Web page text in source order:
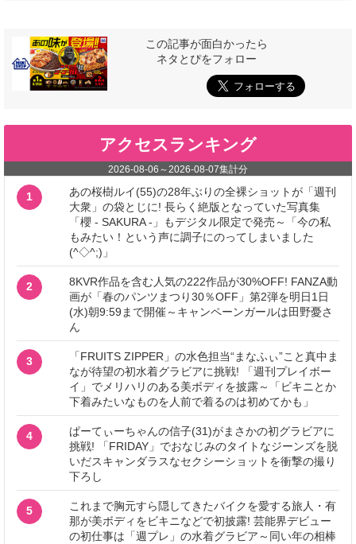
この記事が面白かったら
ネタとぴをフォロー
アクセスランキング
2026-08-06 ～2026-08-07集計分
1
あの桜樹ルイ(55)の28年ぶりの全裸ショットが「週刊
大衆」の袋とじに! 長らく絶版となっていた写真集
「櫻 - SAKURA -」もデジタル限定で発売～「今の私
もみたい！という声に調子にのってしまいました
(^◇^;)」
2
8KVR作品を含む人気の222作品が30%OFF! FANZA動
画が「春のパンツまつり30％OFF」第2弾を明日1日
(水)朝9:59まで開催～キャンペーンガールは田野憂さ
ん
3
「FRUITS ZIPPER」の水色担当“まなふぃ”こと真中ま
なが待望の初水着グラビアに挑戦! 「週刊プレイボー
イ」でメリハリのある美ボディを披露～「ビキニとか
下着みたいなものを人前で着るのは初めてかも」
4
ぱーてぃーちゃんの信子(31)がまさかの初グラビアに
挑戦! 「FRIDAY」でおなじみのタイトなジーンズを脱
いだスキャンダラスなセクシーショットを衝撃の撮り
下ろし
5
これまで胸元すら隠してきたバイクを愛する旅人・有
那が美ボディをビキニなどで初披露! 芸能界デビュー
の初仕事は「週プレ」の水着グラビア～同い年の相棒